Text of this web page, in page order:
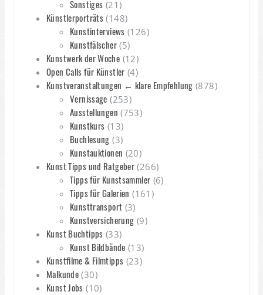
Sonstiges (21)
Künstlerporträts (148)
Kunstinterviews (126)
Kunstfälscher(5)
Kunstwerk der Woche (12)
Open Calls für Künstler (4)
Kunstveranstaltungen ← klare Empfehlung (878)
Vernissage (253)
Ausstellungen (753)
Kunstkurs (13)
Buchlesung (3)
Kunstauktionen (20)
Kunst Tipps und Ratgeber (266)
Tipps für Kunstsammler (6)
Tipps für Galerien (161)
Kunsttransport (3)
Kunstversicherung (9)
Kunst Buchtipps (33)
Kunst Bildbände (13)
Kunstfilme & Filmtipps (23)
Malkunde (30)
Kunst Jobs (10)